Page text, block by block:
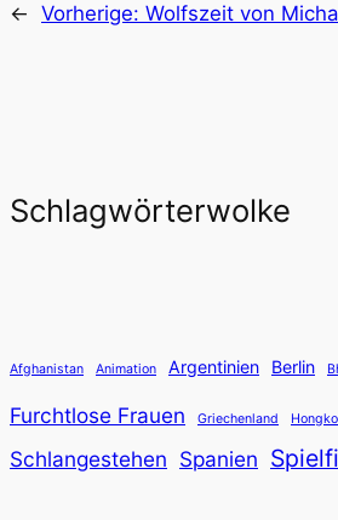
← Vorherige: Wolfszeit von
Schlagwörterwolke
Afghanistan Animation Argentinien Berlin
Furchtlose Frauen Griechenland
Schlangestehen Spanien